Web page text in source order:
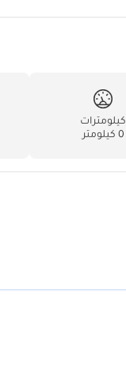
كيلومترات
0 كيلومتر